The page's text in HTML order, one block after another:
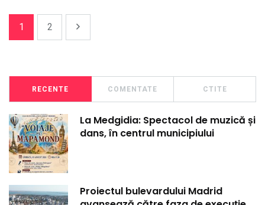
1 2
RECENTE COMENTATE CTITE
La Medgidia: Spectacol de muzică și
dans, în centrul municipiului
Proiectul bulevardului Madrid